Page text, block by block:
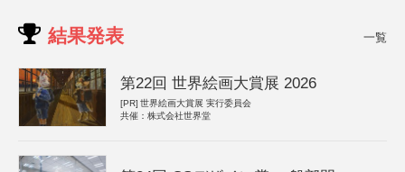
結果発表 一覧
第22回 世界絵画大賞展 2026
[PR] 世界絵画大賞展 実行委員会
共催：株式会社世界堂